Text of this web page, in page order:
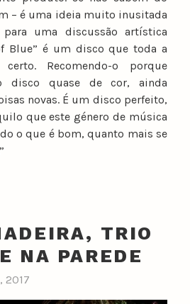
– é uma ideia muito inusitada
uma discussão artística
Blue” é um disco que toda a
Recomendo-o porque
disco quase de cor, ainda
novas. É um disco perfeito,
que este género de música
o que é bom, quanto mais se
TRIO
NA PAREDE
2017